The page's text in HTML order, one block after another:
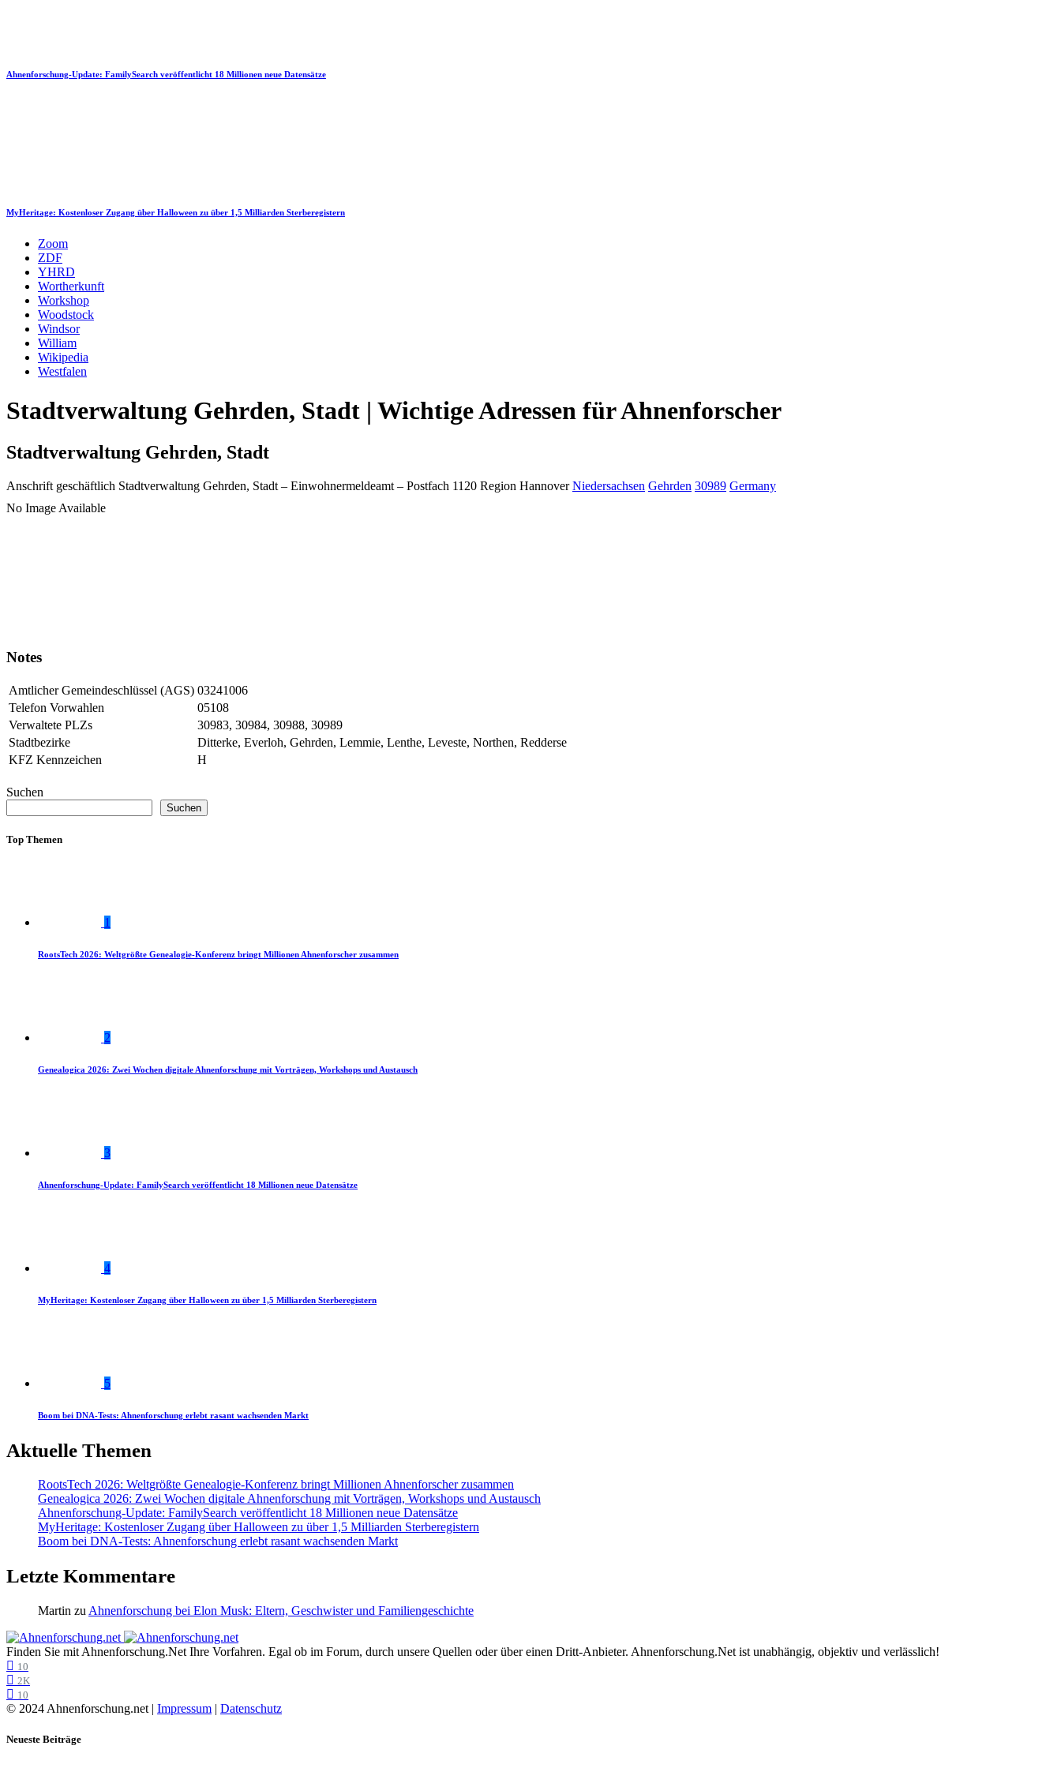
Ahnenforschung-Update: FamilySearch veröffentlicht 18 Millionen neue Datensätze
MyHeritage: Kostenloser Zugang über Halloween zu über 1,5 Milliarden Sterberegistern
Zoom
ZDF
YHRD
Wortherkunft
Workshop
Woodstock
Windsor
William
Wikipedia
Westfalen
Stadtverwaltung Gehrden, Stadt | Wichtige Adressen für Ahnenforscher
Stadtverwaltung Gehrden, Stadt
Anschrift geschäftlich Stadtverwaltung Gehrden, Stadt – Einwohnermeldeamt – Postfach 1120 Region Hannover Niedersachsen Gehrden 30989 Germany
No Image Available
Notes
Amtlicher Gemeindeschlüssel (AGS) 03241006
Telefon Vorwahlen
05108
Verwaltete PLZs
30983, 30984, 30988, 30989
Stadtbezirke
Ditterke, Everloh, Gehrden, Lemmie, Lenthe, Leveste, Northen, Redderse
KFZ Kennzeichen
H
Suchen
Suchen
Top Themen
1
RootsTech 2026: Weltgrößte Genealogie-Konferenz bringt Millionen Ahnenforscher zusammen
2
Genealogica 2026: Zwei Wochen digitale Ahnenforschung mit Vorträgen, Workshops und Austausch
3
Ahnenforschung-Update: FamilySearch veröffentlicht 18 Millionen neue Datensätze
4
MyHeritage: Kostenloser Zugang über Halloween zu über 1,5 Milliarden Sterberegistern
5
Boom bei DNA-Tests: Ahnenforschung erlebt rasant wachsenden Markt
Aktuelle Themen
RootsTech 2026: Weltgrößte Genealogie-Konferenz bringt Millionen Ahnenforscher zusammen
Genealogica 2026: Zwei Wochen digitale Ahnenforschung mit Vorträgen, Workshops und Austausch
Ahnenforschung-Update: FamilySearch veröffentlicht 18 Millionen neue Datensätze
MyHeritage: Kostenloser Zugang über Halloween zu über 1,5 Milliarden Sterberegistern
Boom bei DNA-Tests: Ahnenforschung erlebt rasant wachsenden Markt
Letzte Kommentare
Martin zu Ahnenforschung bei Elon Musk: Eltern, Geschwister und Familiengeschichte
Finden Sie mit Ahnenforschung.Net Ihre Vorfahren. Egal ob im Forum, durch unsere Quellen oder über einen Dritt-Anbieter. Ahnenforschung.Net ist unabhängig, objektiv und verlässlich!
10
2K
10
© 2024 Ahnenforschung.net | Impressum | Datenschutz
Neueste Beiträge